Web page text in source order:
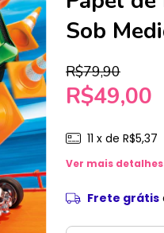
Sob
R$79,90
R$49,00
11 x de R$5,37
Ver mais detalhes
Frete grátis